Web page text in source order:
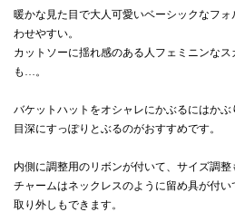
暖かな見た目で大人可愛いベーシックなフ
わせやすい。
カットソーに揺れ感のある人フェミニンな
も…。
バケットハットをオシャレにかぶるにはかぶ
目深にすっぽりとぶるのがおすすめです。
内側に調整用のリボンが付いて、サイズ調整
チャームはネックレスのように留め具が付
取り外しもできます。